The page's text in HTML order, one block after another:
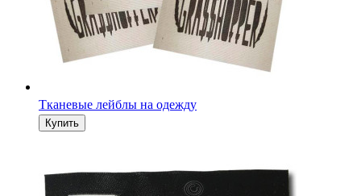
Тканевые лейблы на одежду